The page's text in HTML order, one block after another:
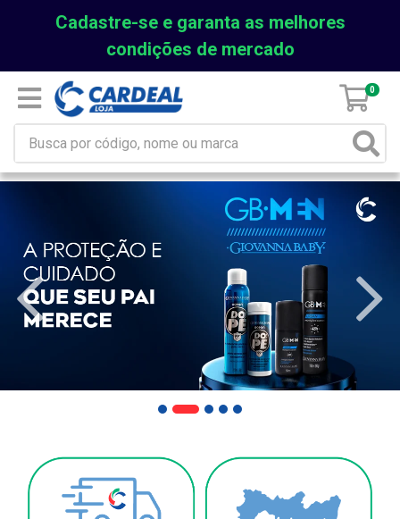
Cadastre-se e garanta as melhores
condições de mercado
0